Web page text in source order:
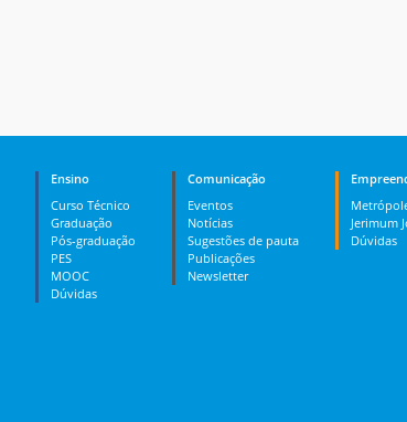
Ensino
Curso Técnico
Graduação
Pós-graduação
PES
MOOC
Dúvidas
Comunicação
Eventos
Notícias
Sugestões de pauta
Publicações
Newsletter
Jerimum
Dúvidas